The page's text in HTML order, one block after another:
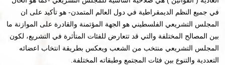
في جميع النظم الديمقراطية في دول العالم المتمدن- هو تأكيد على ان
المجلس التشريعي الفلسطيني هو الجهة المؤتمنة والقادرة على الموازنة ما
بين المصالح المختلفة والتي قد تتعارض للفئات المتأثرة في التشريع، لكون
المجلس التشريعي منتخب من الشعب ويعكس بطريقة انتخاب اعضائه
التعددية والتنوع بين فئات المجتمع وطبقاته المختلفة.